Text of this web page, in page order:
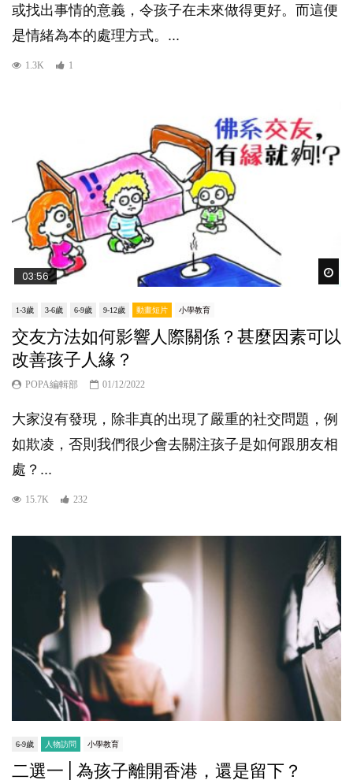
或找出事情的意義，令孩子在未來做得更好。而這便
是情緒為本的處理方式。...
1.3K 1
03:56
1-3歲 3-6歲 6-9歲 9-12歲 動畫短片 小學教育
交友方法如何影響人際關係？甚麼因素可以
改善孩子人緣？
POPA編輯部 01/12/2022
大家沒有發現，除非真的出現了嚴重的社交問題，例
如欺凌，否則我們很少會去關注孩子是如何跟朋友相
處？...
15.7K 232
6-9歲 人物訪問 小學教育
二選一│為孩子離開香港，還是留下？